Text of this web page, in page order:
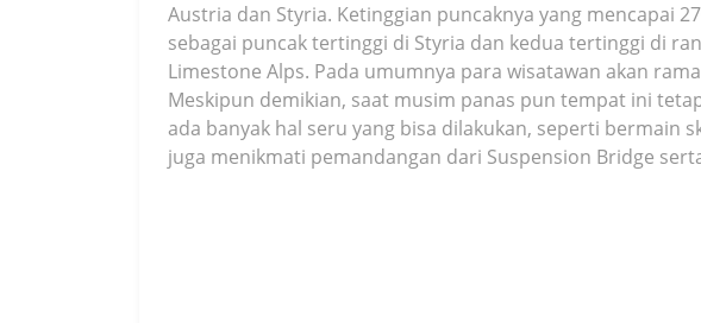
Austria dan Styria. Ketinggian puncaknya yang mencapai
sebagai puncak tertinggi di Styria dan kedua tertinggi di
Limestone Alps. Pada umumnya para wisatawan akan
Meskipun demikian, saat musim panas pun tempat ini
ada banyak hal seru yang bisa dilakukan, seperti bermain
juga menikmati pemandangan dari Suspension Bridge